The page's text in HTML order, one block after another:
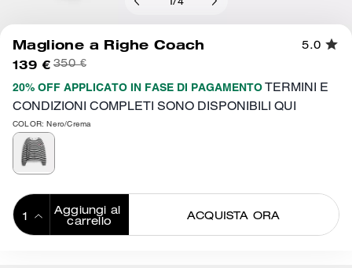
/4
Maglione a Righe Coach 5.0
139 € 350 €
20% OFF APPLICATO IN FASE DI PAGAMENTOTERMINI E
CONDIZIONI COMPLETI SONO DISPONIBILI QUI
COLOR: Nero/Crema
Aggiungi al
carrello
ACQUISTA ORA